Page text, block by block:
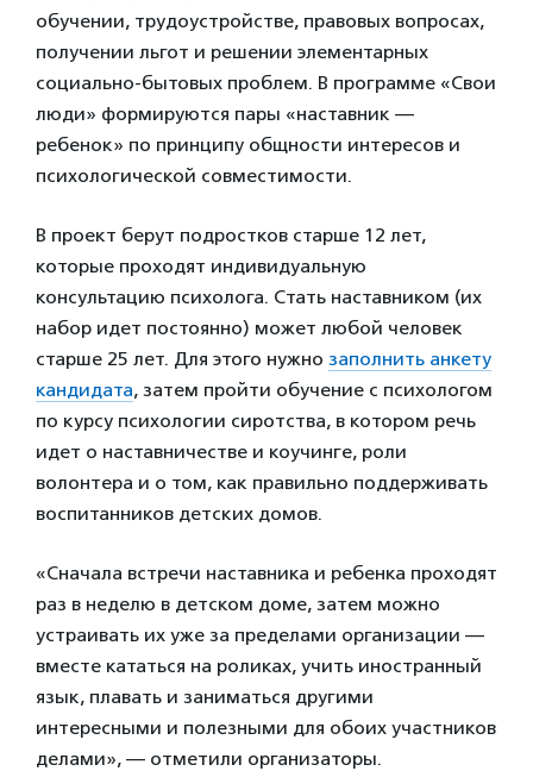
обучении, трудоустройстве, правовых вопросах,
получении льгот и решении элементарных
социально-бытовых проблем. В программе «Свои
люди» формируются пары «наставник —
ребенок» по принципу общности интересов и
психологической совместимости.
В проект берут подростков старше 12 лет,
которые проходят индивидуальную
консультацию психолога. Стать наставником (их
набор идет постоянно) может любой человек
старше 25 лет. Для этого нужно заполнить анкету
кандидата, затем пройти обучение с психологом
по курсу психологии сиротства, в котором речь
идет о наставничестве и коучинге, роли
волонтера и о том, как правильно поддерживать
воспитанников детских домов.
«Сначала встречи наставника и ребенка проходят
раз в неделю в детском доме, затем можно
устраивать их уже за пределами организации —
вместе кататься на роликах, учить иностранный
язык, плавать и заниматься другими
интересными и полезными для обоих участников
делами», — отметили организаторы.